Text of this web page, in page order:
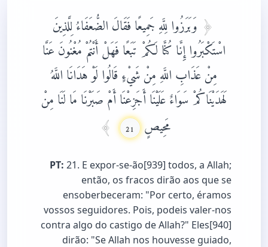
وَبَرَزُوا لِلَّهِ جَمِيعًا فَقَالَ الضُّعَفَاءُ لِلَّذِينَ
اسْتَكْبَرُوا إِنَّا كُنَّا لَكُمْ تَبَعًا فَهَلْ أَنْتُمْ مُغْنُونَ عَنَّا
مِنْ عَذَابِ اللَّهِ مِنْ شَيْءٍ قَالُوا لَوْ هَدَانَا اللَّهُ
لَهَدَيْنَاكُمْ سَوَاءٌ عَلَيْنَا أَجَزِعْنَا أَمْ صَبَرْنَا مَا لَنَا مِنْ
مَحِيصٍ 21
PT: 21. E expor-se-ão[939] todos, a Allah;
então, os fracos dirão aos que se
ensoberbeceram: "Por certo, éramos
vossos seguidores. Pois, podeis valer-nos
contra algo do castigo de Allah?" Eles[940]
dirão: "Se Allah nos houvesse guiado,